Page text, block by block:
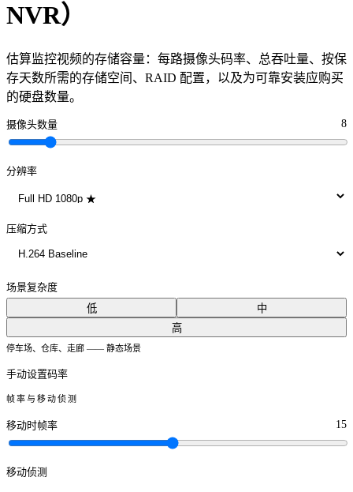
NVR）
估算监控视频的存储容量：每路摄像头码率、总吞吐量、按保
存天数所需的存储空间、RAID 配置，以及为可靠安装应购买
的硬盘数量。
摄像头数量 8
分辨率
压缩方式
场景复杂度
低
中
高
停车场、仓库、走廊 —— 静态场景
手动设置码率
帧率与移动侦测
移动时帧率 15
移动侦测